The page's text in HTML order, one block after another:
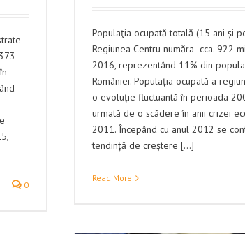
Populaţia ocupată totală (15 ani și
Regiunea Centru număra cca. 922
2016, reprezentând 11% din
României. Populația ocupată a
o evoluție fluctuantă în perioada
urmată de o scădere în anii crizei
2011. Începând cu anul 2012 se
tendință de creștere [...]
Read More
0